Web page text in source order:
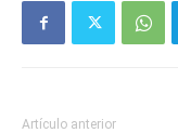
Artículo anterior